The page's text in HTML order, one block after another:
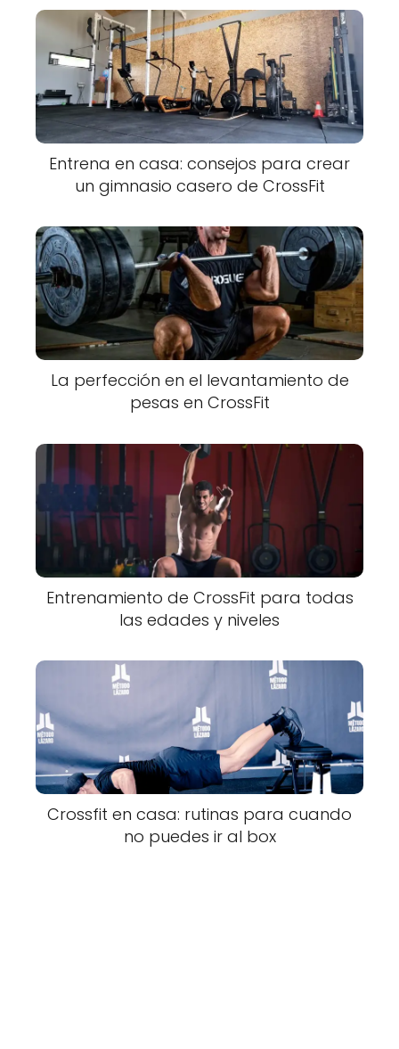
Entrena en casa: consejos para crear
un gimnasio casero de CrossFit
La perfección en el levantamiento de
pesas en CrossFit
Entrenamiento de CrossFit para todas
las edades y niveles
Crossfit en casa: rutinas para cuando
no puedes ir al box